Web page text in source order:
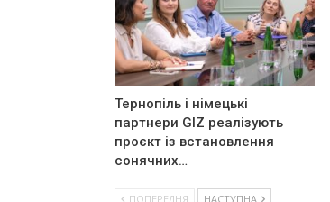
Тернопіль і німецькі
партнери GIZ реалізують
проєкт із встановлення
сонячних…
ПОПЕРЕДНЯ НАСТУПНА